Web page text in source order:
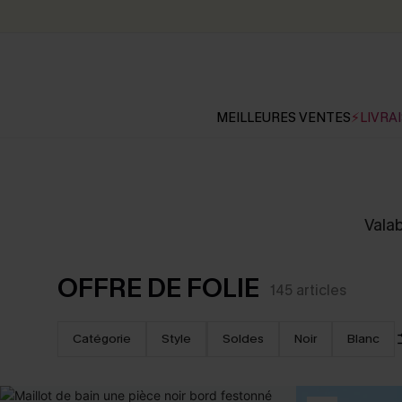
MEILLEURES VENTES
OFFRE DE FOLIE 145 articles
Catégorie Style Soldes Noir Blanc